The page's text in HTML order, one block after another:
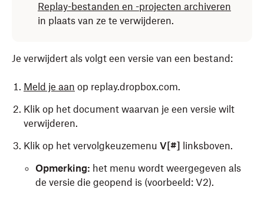
Replay-bestanden en -projecten archiveren
in plaats van ze te verwijderen.
Je verwijdert als volgt een versie van een bestand:
Meld je aan op replay.dropbox.com.
Klik op het document waarvan je een versie wilt
verwijderen.
Klik op het vervolgkeuzemenu V[#] linksboven.
Opmerking: het menu wordt weergegeven als
de versie die geopend is (voorbeeld: V2).